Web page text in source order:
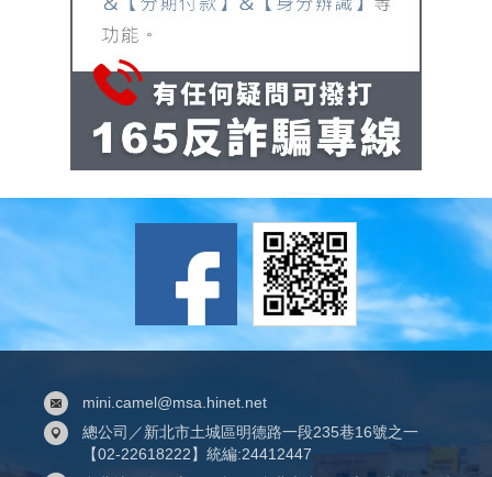
mini.camel@msa.hinet.net
總公司／新北市土城區明德路一段235巷16號之一
【02-22618222】統編:24412447